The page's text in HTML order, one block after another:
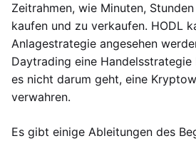
Zeitrahmen, wie Minuten,
kaufen und zu verkaufen. HODL
Anlagestrategie angesehen
Daytrading eine
es nicht darum geht, eine
verwahren.
Es gibt einige Ableitungen des